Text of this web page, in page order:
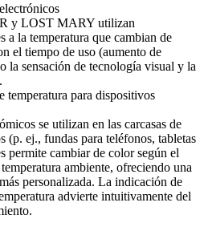
y LOST MARY utilizan
a la temperatura que cambian de
el tiempo de uso (aumento de
la sensación de tecnología visual y la
temperatura para dispositivos
se utilizan en las carcasas de
(p. ej., fundas para teléfonos, tabletas
permite cambiar de color según el
ambiente, ofreciendo una
personalizada. La indicación de
advierte intuitivamente del